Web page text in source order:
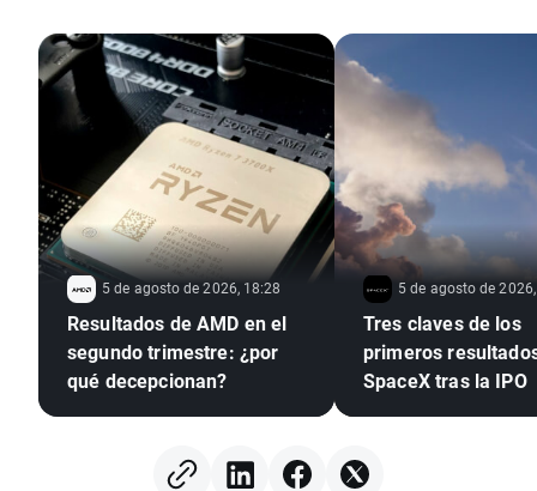
5 de agosto de 2026, 18:28
Resultados de AMD en el
segundo trimestre: ¿por
qué decepcionan?
5 de agosto de
Tres claves de los
primeros
SpaceX tras la IPO